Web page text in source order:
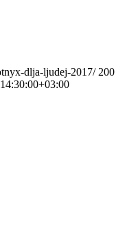
dlja-ljudej-2017/ 200